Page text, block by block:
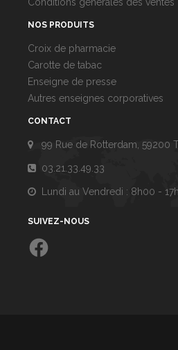
NOS PRODUITS
Croix de pharmacie
Carotte de tabac
Enseigne de presse
Autres enseignes corporatives
CONTACT
99 Rue de Rotterdam, 59200
03.21.33.49.33
Lundi au Vendredi : 8h00 -
SUIVEZ-NOUS
Facebook